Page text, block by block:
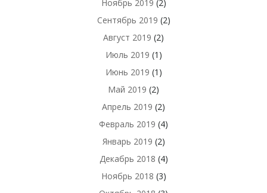
Ноябрь 2019 (2)
Сентябрь 2019 (2)
Август 2019 (2)
Июль 2019 (1)
Июнь 2019 (1)
Май 2019 (2)
Апрель 2019 (2)
Февраль 2019 (4)
Январь 2019 (2)
Декабрь 2018 (4)
Ноябрь 2018 (3)